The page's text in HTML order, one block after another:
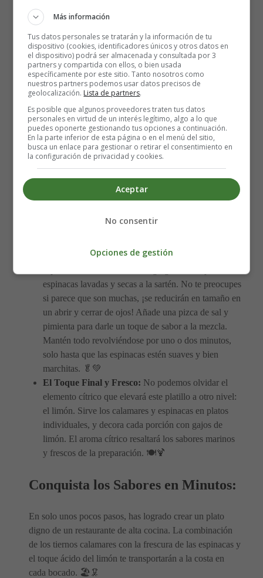
Elaboración de los Calamares con
espinacas:
Preparación Inicial: Enciende el fuego y coloca una
de oliva, el ajo picado y las rodajas de chile. Deja que
los aromas se mezclen en una danza fragante
mientras el fuego está en su punto más bajo. 🕯️
Cocción de los Calamares:Cuando el ajo empiece a
dorarse y el chile desprenda su aroma, es momento
de subir el fuego a medio-alto. Coloca los calamares
rebanados en la sartén y escucha cómo empiezan a
Un Toque Verde y Fresco:¡Es hora de que las
espinacas lavadas y secas a la sartén. No te preocupes
si parece que son muchas, ¡se reducirán en tamaño en
un abrir y cerrar de ojos! Añade una pizca de sal y
pimienta para darle un toque de sabor a la mezcla.
Mantén todo revolviéndose por uno o dos minutos,
solo hasta que las espinacas estén suaves y bien
marchitas. 🥬💚
El Toque Final y Fresco: No podemos olvidar el
elemento cítrico que elevará este platillo a otro nivel:
el limón. Sirve los calamares y espinacas en platos
individuales, y decora cada porción con gajos de
limón. El aroma cítrico resaltará los sabores marinos
y frescos de la preparación. 🍽️🍹
Conquista los Sabores en Minutos:
En solo unos pocos pasos, has logrado crear un plato
digno de un restaurante de alta cocina. La combinación
de los tiernos calamares con la frescura de las espinacas y
el toque ácido del limón te transportarán a la costa en
cada bocado. 🏖️🦑
Más información
Tus datos personales se tratarán y la información de tu
dispositivo (cookies, identificadores únicos y otros datos en
el dispositivo) podrá ser almacenada y consultada por 3
partners y compartida con ellos, o bien usada
específicamente por este sitio. Tanto nosotros como
nuestros partners podemos usar datos precisos de
geolocalización. Lista de partners.
Es posible que algunos proveedores traten tus datos
personales en virtud de un interés legítimo, algo a lo que
puedes oponerte gestionando tus opciones a continuación.
En la parte inferior de esta página o en el menú del sitio,
busca un enlace para gestionar o retirar el consentimiento en
la configuración de privacidad y cookies.
Aceptar
No consentir
Opciones de gestión